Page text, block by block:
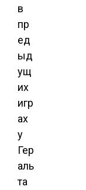
в
пр
ед
ыд
ущ
их
игр
ах
у
Гер
аль
та